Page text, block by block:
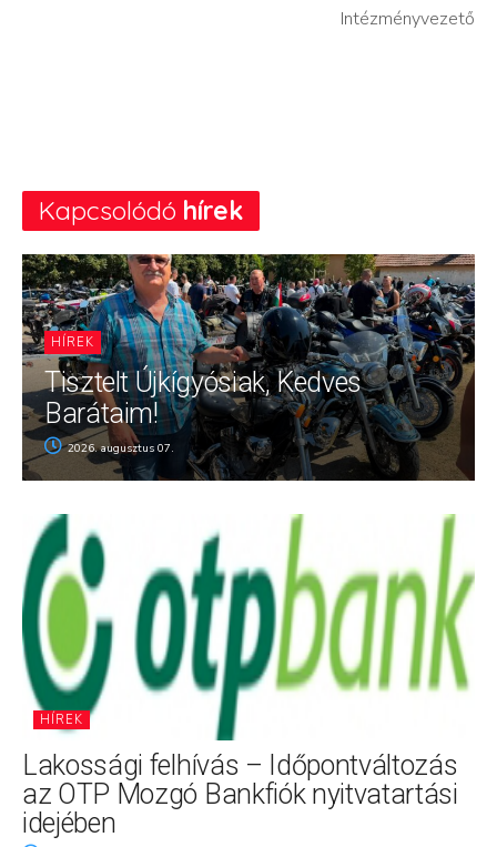
Intézményvezető
Kapcsolódó hírek
HÍREK
Tisztelt Újkígyósiak, Kedves
Barátaim!
2026. augusztus 07.
HÍREK
Lakossági felhívás – Időpontváltozás
az OTP Mozgó Bankfiók nyitvatartási
idejében